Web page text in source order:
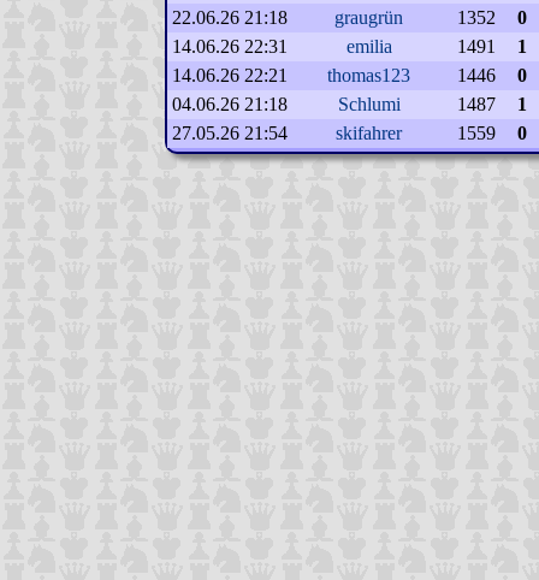
22.06.26 21:18
graugrün 1352
0
14.06.26 22:31
emilia 1491
1
14.06.26 22:21
thomas123 1446
0
04.06.26 21:18
Schlumi 1487
1
27.05.26 21:54
skifahrer 1559 0